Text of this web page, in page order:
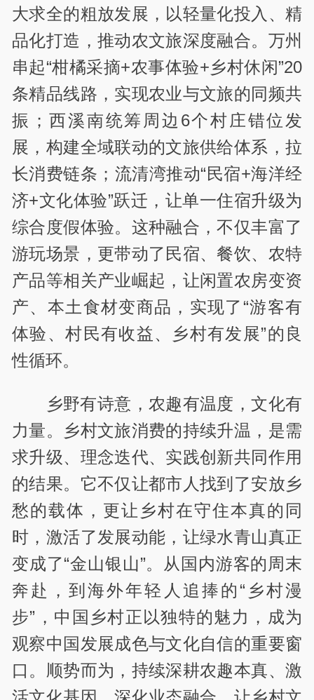
大求全的粗放发展，以轻量化投入、精
品化打造，推动农文旅深度融合。万州
串起“柑橘采摘+农事体验+乡村休闲”20
条精品线路，实现农业与文旅的同频共
振；西溪南统筹周边6个村庄错位发
展，构建全域联动的文旅供给体系，拉
长消费链条；流清湾推动“民宿+海洋经
济+文化体验”跃迁，让单一住宿升级为
综合度假体验。这种融合，不仅丰富了
游玩场景，更带动了民宿、餐饮、农特
产品等相关产业崛起，让闲置农房变资
产、本土食材变商品，实现了“游客有
体验、村民有收益、乡村有发展”的良
性循环。
乡野有诗意，农趣有温度，文化有
力量。乡村文旅消费的持续升温，是需
求升级、理念迭代、实践创新共同作用
的结果。它不仅让都市人找到了安放乡
愁的载体，更让乡村在守住本真的同
时，激活了发展动能，让绿水青山真正
变成了“金山银山”。从国内游客的周末
奔赴，到海外年轻人追捧的“乡村漫
步”，中国乡村正以独特的魅力，成为
观察中国发展成色与文化自信的重要窗
口。顺势而为，持续深耕农趣本真、激